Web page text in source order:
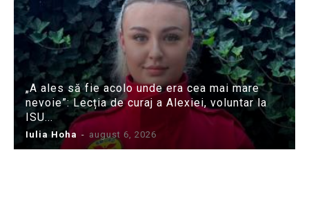
„A ales să fie acolo unde era cea mai mare
nevoie”: Lecția de curaj a Alexiei, voluntar la
ISU...
Iulia Hoha - august 6, 2026